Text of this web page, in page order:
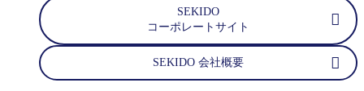
SEKIDO
コーポレートサイト
SEKIDO 会社概要